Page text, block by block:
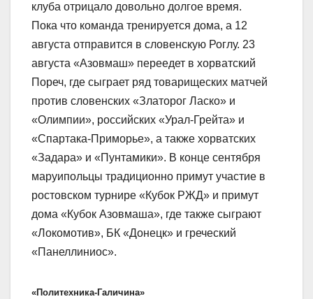
клуба отрицало довольно долгое время.
Пока что команда тренируется дома, а 12
августа отправится в словенскую Роглу. 23
августа «Азовмаш» переедет в хорватский
Пореч, где сыграет ряд товарищеских матчей
против словенских «Златорог Ласко» и
«Олимпии», российских «Урал-Грейта» и
«Спартака-Приморье», а также хорватских
«Задара» и «Пунтамики». В конце сентября
маруипольцы традиционно примут участие в
ростовском турнире «Кубок РЖД» и примут
дома «Кубок Азовмаша», где также сыграют
«Локомотив», БК «Донецк» и греческий
«Панеллиниос».
«Политехника-Галичина»